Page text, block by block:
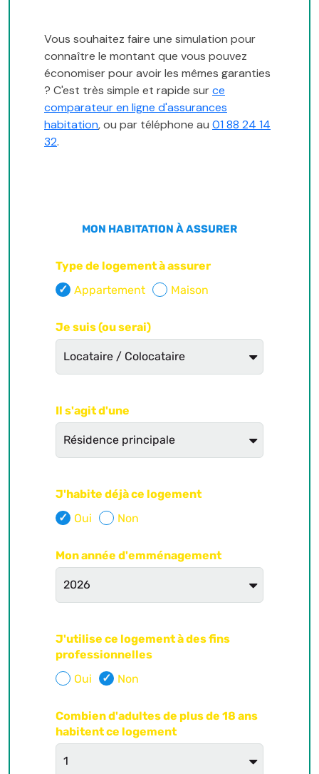
Vous souhaitez faire une simulation pour
connaître le montant que vous pouvez
économiser pour avoir les mêmes garanties
? C'est très simple et rapide surce
comparateur en ligne d'assurances
habitation, ou par téléphone au 01 88 24 14
32.